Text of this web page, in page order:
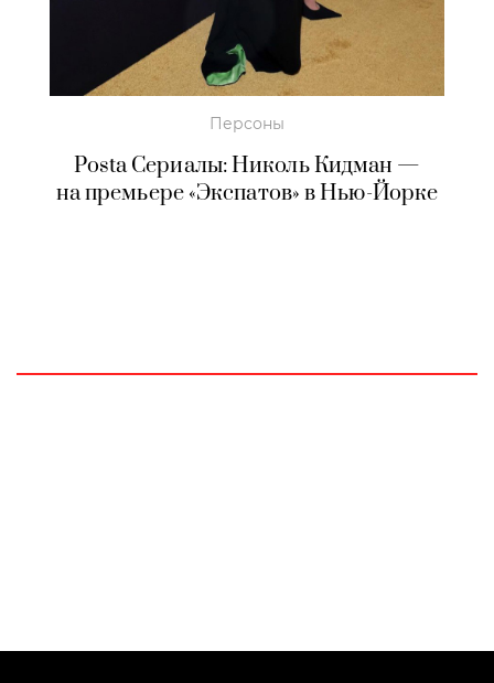
Персоны
Posta Сериалы: Николь Кидман —
на премьере «Экспатов» в Нью-Йорке